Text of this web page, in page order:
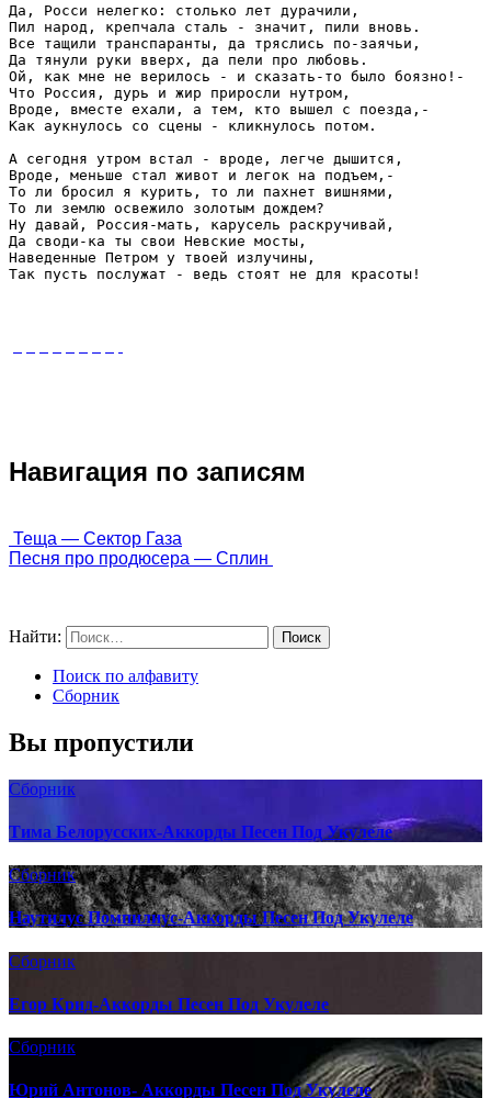
Да, Росси нелегко: столько лет дурачили,
Пил народ, крепчала сталь - значит, пили вновь.
Все тащили транспаранты, да тряслись по-заячьи,
Да тянули руки вверх, да пели про любовь.
Ой, как мне не верилось - и сказать-то было боязно!-
Что Россия, дурь и жир приросли нутром,
Вроде, вместе ехали, а тем, кто вышел с поезда,-
Как аукнулось со сцены - кликнулось потом.
А сегодня утром встал - вроде, легче дышится,
Вроде, меньше стал живот и легок на подъем,-
То ли бросил я курить, то ли пахнет вишнями,
То ли землю освежило золотым дождем?
Ну давай, Россия-мать, карусель раскручивай,
Да своди-ка ты свои Невские мосты,
Наведенные Петром у твоей излучины,
Так пусть послужат - ведь стоят не для красоты!
Навигация по записям
Теща — Сектор Газа
Песня про продюсера — Сплин
Найти:
Поиск по алфавиту
Сборник
Вы пропустили
Сборник
Тима Белорусских-Аккорды Песен Под Укулеле
Сборник
Наутилус Помпилиус-Аккорды Песен Под Укулеле
Сборник
Егор Крид-Аккорды Песен Под Укулеле
Сборник
Юрий Антонов- Аккорды Песен Под Укулеле